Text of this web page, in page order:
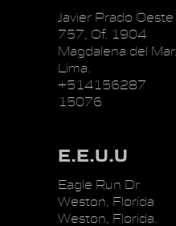
Javier Prado Oeste
757, Of. 1904
Magdalena del Mar,
Lima.
+514156287
15076
E.E.U.U
Eagle Run Dr
Weston, Florida
Weston, Florida.